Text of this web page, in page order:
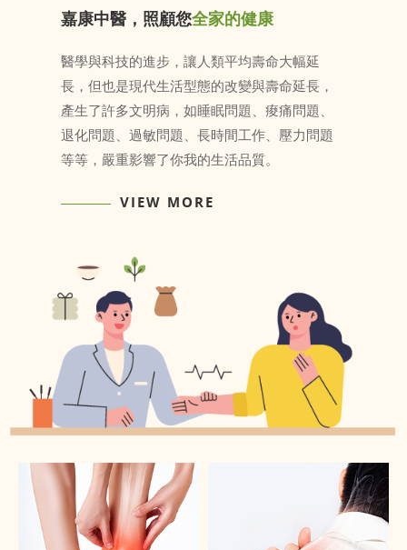
嘉康中醫，照顧您全家的健康
醫學與科技的進步，讓人類平均壽命大幅延
長，但也是現代生活型態的改變與壽命延長，
產生了許多文明病，如睡眠問題、痠痛問題、
退化問題、過敏問題、長時間工作、壓力問題
等等，嚴重影響了你我的生活品質。
VIEW MORE